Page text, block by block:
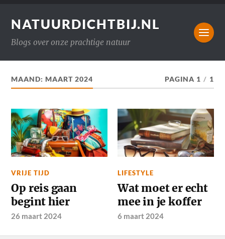
NATUURDICHTBIJ.NL
Blogs over onze prachtige natuur
MAAND:MAART 2024 PAGINA 1 / 1
VRIJE TIJD
Op reis gaan
begint hier
26 maart 2024
LIFESTYLE
Wat moet er echt
mee in je koffer
6 maart 2024